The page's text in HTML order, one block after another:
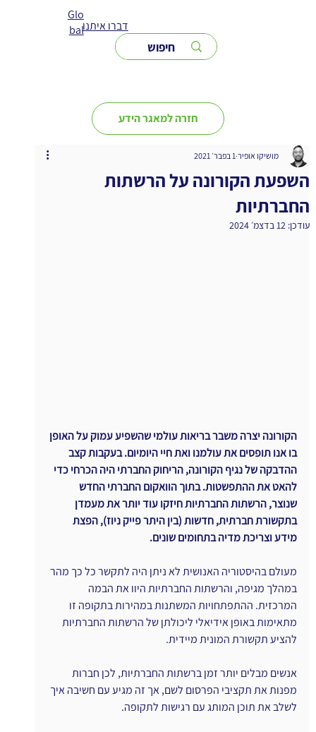
דברו איתנו
Glo
bal
חזרה למאגר הידע
השפעת הקורונה על הרשתות
החברתיות
מושיקו אופיר 1 בפבר׳ 2021
עודכן: 12 בדצמ׳ 2024
הקורונה יצרה משבר בריאות עולמי שהשפיע עמוק על האופן
בו אנו תופסים את עולמנו ואת חיי היומיום. בעקבות קצב
ההדבקה של נגיף הקורונה, הריחוק החברתי היה הכרחי כדי
להאט את ההתפשטות. בתוך הוואקום החברתי החדש
שנוצר, הרשתות החברתיות חיזקו עוד יותר את מעמדן
בתקשורת חברתית, חדשות (בין היתר פייק ניוז), הפצת
מידע וצריכת מדיה בתחומים שונים.
מעולם בהיסטוריה האנושית לא ניתן היה לתקשר כל כך מהר
במהלך מגיפה, והרשתות החברתיות היוו את הבמה
המרכזית. ההתפתחויות המשתנות במהירות בתקופה זו
מתאימות באופן אידיאלי ליכולתן של הרשתות החברתיות
להציע תקשורת המונית מיידית.
אנשים מבלים יותר זמן ברשתות החברתיות, לכן חברות
מפנות את תקציבי הפרסום לשם, אך זה מגיע עם חשיבה איך
לשלב את תוכן המותג עם רגישות לתקופה.